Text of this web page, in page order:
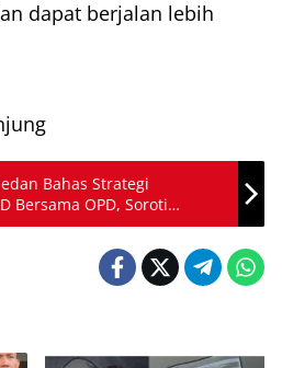
dapat berjalan lebih
Bahas Strategi
Bersama OPD, Soroti
dan Retribusi